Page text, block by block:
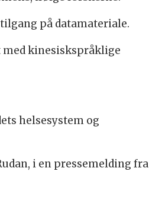
på datamateriale.
kinesiskspråklige
helsesystem og
i en pressemelding fra